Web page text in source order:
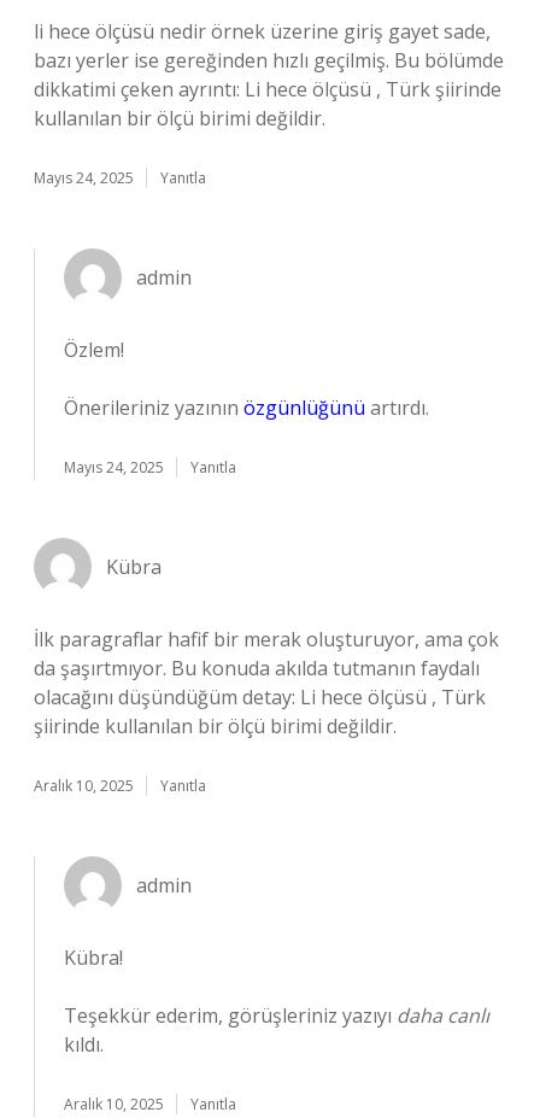
li hece ölçüsü nedir örnek üzerine giriş gayet sade,
bazı yerler ise gereğinden hızlı geçilmiş. Bu bölümde
dikkatimi çeken ayrıntı: Li hece ölçüsü , Türk şiirinde
kullanılan bir ölçü birimi değildir.
Mayıs 24, 2025 Yanıtla
admin
Özlem!
Önerileriniz yazının özgünlüğünü artırdı.
Mayıs 24, 2025 Yanıtla
Kübra
İlk paragraflar hafif bir merak oluşturuyor, ama çok
da şaşırtmıyor. Bu konuda akılda tutmanın faydalı
olacağını düşündüğüm detay: Li hece ölçüsü , Türk
şiirinde kullanılan bir ölçü birimi değildir.
Aralık 10, 2025 Yanıtla
admin
Kübra!
Teşekkür ederim, görüşleriniz yazıyı daha canlı
kıldı.
Aralık 10, 2025 Yanıtla